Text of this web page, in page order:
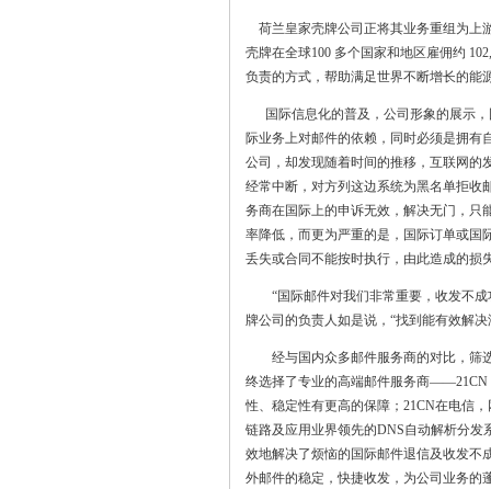
荷兰皇家壳牌公司正将其业务重组为上
壳牌在全球100 多个国家和地区雇佣约
负责的方式，帮助满足世界不断增长的能
国际信息化的普及，公司形象的展示，
际业务上对邮件的依赖，同时必须是拥有
公司，却发现随着时间的推移，互联网的
经常中断，对方列这边系统为黑名单拒
务商在国际上的申诉无效，解决无门，只
率降低，而更为严重的是，国际订单或国
丢失或合同不能按时执行，由此造成的损
“国际邮件对我们非常重要，收发不成
牌公司的负责人如是说，“找到能有效解
经与国内众多邮件服务商的对比，筛
终选择了专业的高端邮件服务商——21CN
性、稳定性有更高的保障；21CN在电信
链路及应用业界领先的DNS自动解析分
效地解决了烦恼的国际邮件退信及收发不
外邮件的稳定，快捷收发，为公司业务的